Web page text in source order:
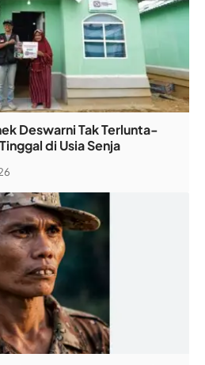
Deswarni Tak Terlunta-
di Usia Senja